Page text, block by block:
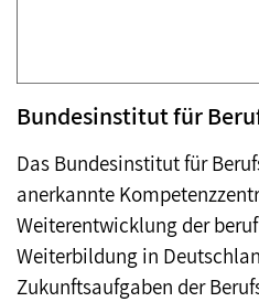
Bundesinstitut für
Das Bundesinstitut für
anerkannte
Weiterentwicklung der
Weiterbildung in
Zukunftsaufgaben der